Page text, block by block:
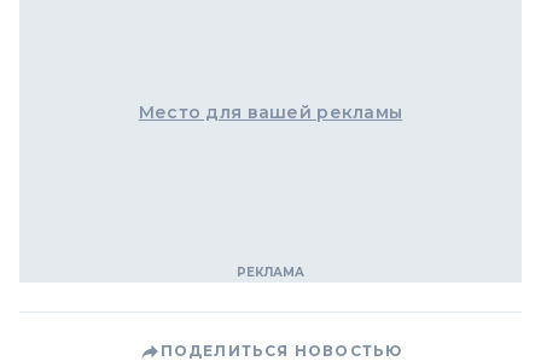
Место для вашей рекламы
ПОДЕЛИТЬСЯ НОВОСТЬЮ